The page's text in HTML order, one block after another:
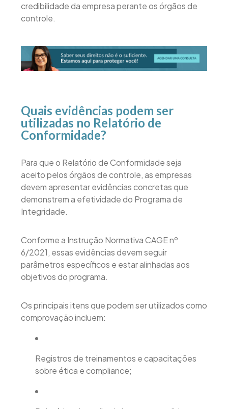
credibilidade da empresa perante os órgãos de
controle.
Quais evidências podem ser
utilizadas no Relatório de
Conformidade?
Para que o Relatório de Conformidade seja
aceito pelos órgãos de controle, as empresas
devem apresentar evidências concretas que
demonstrem a efetividade do Programa de
Integridade.
Conforme a Instrução Normativa CAGE nº
6/2021, essas evidências devem seguir
parâmetros específicos e estar alinhadas aos
objetivos do programa.
Os principais itens que podem ser utilizados como
comprovação incluem:
Registros de treinamentos e capacitações
sobre ética e compliance;